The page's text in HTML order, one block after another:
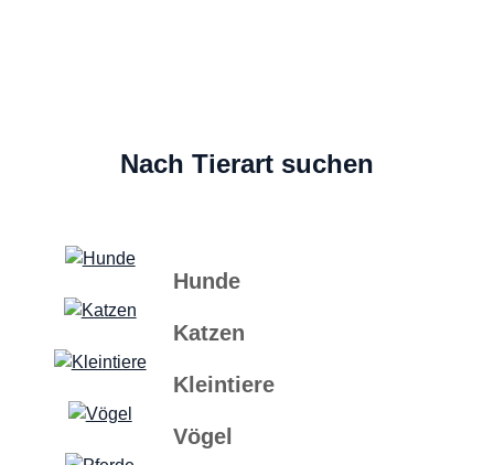
Nach Tierart suchen
Hunde
Katzen
Kleintiere
Vögel